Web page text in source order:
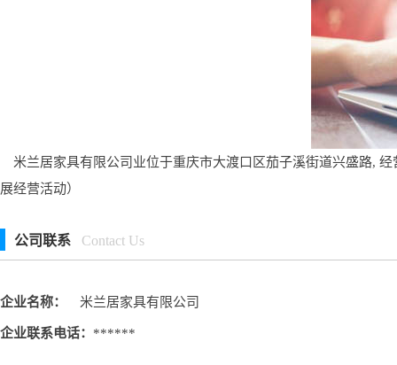
米兰居家具有限公司业位于重庆市大渡口区茄子溪街道兴盛路,
展经营活动）
公司联系 Contact Us
企业名称： 米兰居家具有限公司
企业联系电话： ******